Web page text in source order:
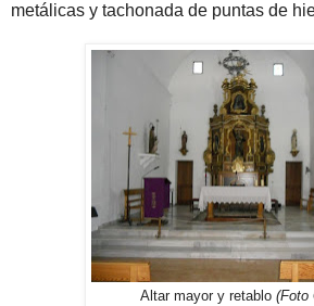
metálicas y tachonada de puntas de
Altar mayor y retablo (Foto